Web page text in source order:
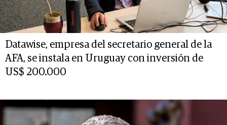
Datawise, empresa del secretario general de la
AFA, se instala en Uruguay con inversión de
US$ 200.000